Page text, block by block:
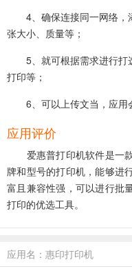
4、确保连接同一网络，
张大小、质量等；
5、就可根据需求进行打
打印等；
6、可以上传文当，应用
应用评价
爱惠普打印机软件是一款
牌和型号的打印机，能够进行
富且兼容性强，可以进行批
打印的优选工具‌。
应用名：惠印打印机